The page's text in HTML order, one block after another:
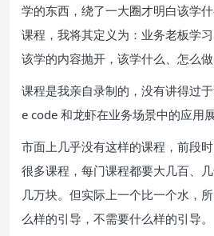
学的东西，绕了一大圈才明白该学
课程，我将其定义为：业务老板学
该学的内容抛开，该学什么、怎么做
课程是我亲自录制的，没有讲得过
e code 和龙虾在业务场景中的应用展
市面上几乎没有这样的课程，前段
很多课程，每门课程都要大几百、
几万块。但实际上一个比一个水，
么样的引导，不需要什么样的引导。